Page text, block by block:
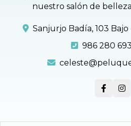
nuestro salón de
Sanjurjo Badía, 103 Bajo
986 280 693